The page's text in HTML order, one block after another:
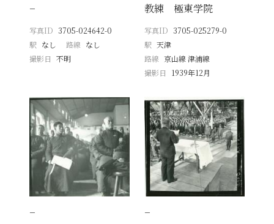
−
写真ID 3705-024642-0
駅 なし 路線 なし
撮影日
不明
教練 極東学院
写真ID 3705-025279-0
駅 天津
路線 京山線 津浦線
撮影日
1939年12月
− −